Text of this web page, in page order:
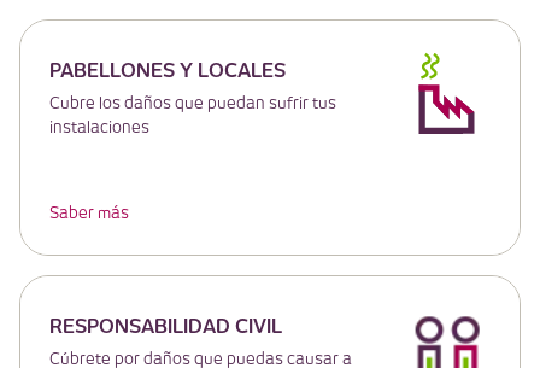
PABELLONES Y LOCALES
Cubre los daños que puedan sufrir tus
instalaciones
Saber más
RESPONSABILIDAD CIVIL
Cúbrete por daños que puedas causar a